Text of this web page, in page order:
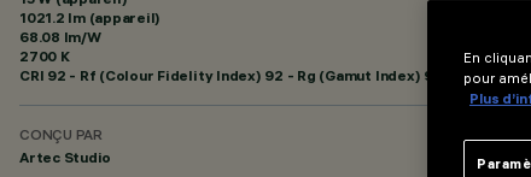
1021.2 lm (appareil)
68.08 lm/W
2700 K
CRI 92 - Rf (Colour Fidelity Index) 92 - Rg (Gamut Index) 99
CONÇU PAR
Artec Studio
En
pour
Plus